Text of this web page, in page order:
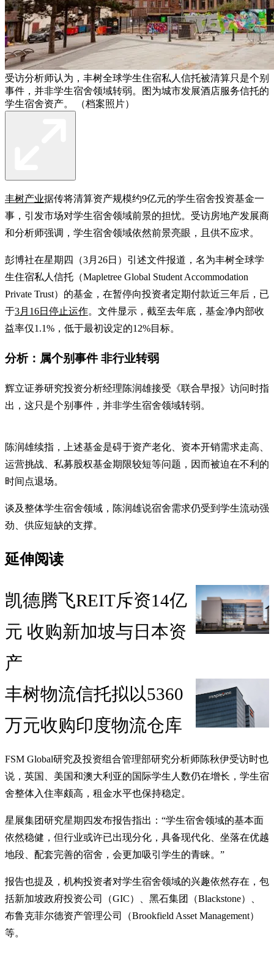
受访分析师认为，丰树全球学生住宿私人信托被清算只是个别
事件，并非学生宿舍领域转弱。图为城市发展酒店服务信托的
学生宿舍资产。 （档案照片）
丰树产业据传将清算资产规模约9亿元的学生宿舍投资基金一
事，引发市场对学生宿舍领域前景的担忧。受访房地产发展商
和分析师强调，学生宿舍领域依然前景亮眼，且供不应求。
彭博社在星期四（3月26日）引述文件报道，名为丰树全球学
生住宿私人信托（Mapletree Global Student Accommodation
Private Trust）的基金，在暂停向投资者定期付款近三年后，已
于3月16日停止运作。文件显示，截至去年底，基金净内部收
益率仅1.1%，低于最初设定的12%目标。
分析：属个别事件 非行业转弱
辉立证券研究投资分析经理陈润雄接受《联合早报》访问时指
出，这只是个别事件，并非学生宿舍领域转弱。
陈润雄续指，上述基金是碍于资产老化、资本开销需求走高、
运营挑战、私募股权基金期限较短等问题，因而被迫在不利的
时间点退场。
谈及整体学生宿舍领域，陈润雄说宿舍需求仍受到学生流动强
劲、供应短缺的支撑。
延伸阅读
凯德腾飞REIT斥资14亿
元 收购新加坡与日本资
产
丰树物流信托拟以5360
万元收购印度物流仓库
FSM Global研究及投资组合管理部研究分析师陈秋伊受访时也
说，英国、美国和澳大利亚的国际学生人数仍在增长，学生宿
舍整体入住率颇高，租金水平也保持稳定。
星展集团研究星期四发布报告指出：“学生宿舍领域的基本面
依然稳健，但行业或许已出现分化，具备现代化、坐落在优越
地段、配套完善的宿舍，会更加吸引学生的青睐。”
报告也提及，机构投资者对学生宿舍领域的兴趣依然存在，包
括新加坡政府投资公司（GIC）、黑石集团（Blackstone）、
布鲁克菲尔德资产管理公司（Brookfield Asset Management）
等。